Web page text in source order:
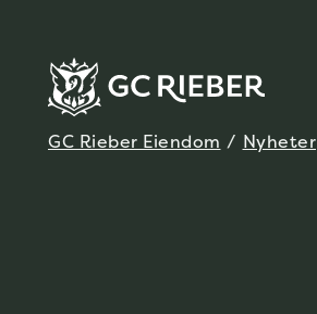
GC Rieber Eiendom / Nyheter